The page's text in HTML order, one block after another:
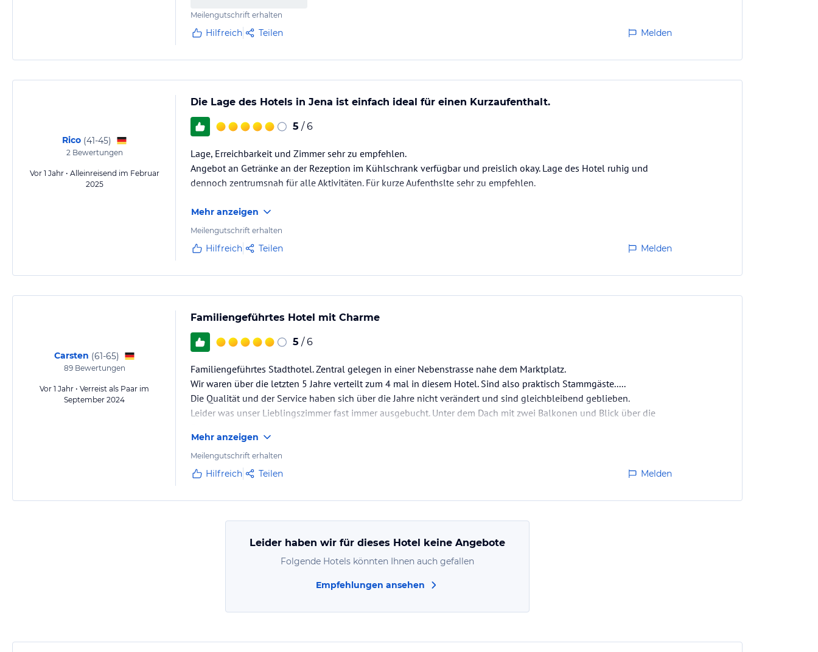
Meilengutschrift erhalten
Hilfreich Teilen Melden
Rico (41-45)
2Bewertungen
Vor 1 Jahr • Alleinreisend im Februar
2025
Die Lage des Hotels in Jena ist einfach ideal für einen Kurzaufenthalt.
5 / 6
Lage, Erreichbarkeit und Zimmer sehr zu empfehlen.
Angebot an Getränke an der Rezeption im Kühlschrank verfügbar und preislich okay. Lage des Hotel ruhig und
dennoch zentrumsnah für alle Aktivitäten. Für kurze Aufenthslte sehr zu empfehlen.
Mehr anzeigen
Meilengutschrift erhalten
Hilfreich Teilen Melden
Carsten (61-65)
89Bewertungen
Vor 1 Jahr • Verreist als Paar im
September 2024
Familiengeführtes Hotel mit Charme
5 / 6
Familiengeführtes Stadthotel. Zentral gelegen in einer Nebenstrasse nahe dem Marktplatz.
Wir waren über die letzten 5 Jahre verteilt zum 4 mal in diesem Hotel. Sind also praktisch Stammgäste.....
Die Qualität und der Service haben sich über die Jahre nicht verändert und sind gleichbleibend geblieben.
Leider was unser Lieblingszimmer fast immer ausgebucht. Unter dem Dach mit zwei Balkonen und Blick über die
Mehr anzeigen
Meilengutschrift erhalten
Hilfreich Teilen Melden
Leider haben wir für dieses Hotel keine Angebote
Folgende Hotels könnten Ihnen auch gefallen
Empfehlungen ansehen